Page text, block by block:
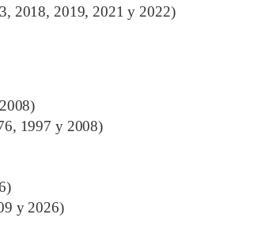
2018, 2019, 2021 y 2022)
1997 y 2008)
y 2026)